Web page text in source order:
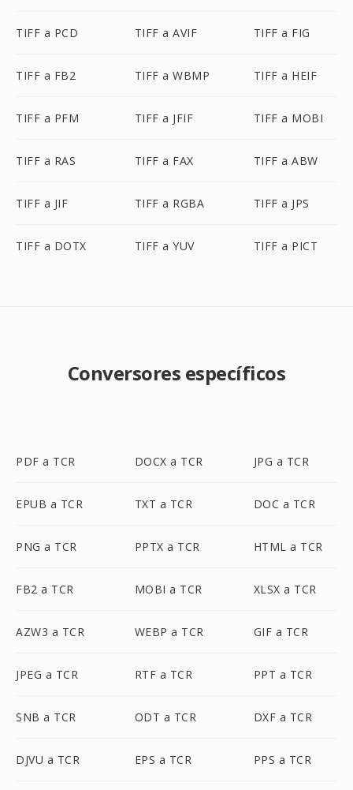
TIFF a PCD TIFF a AVIF TIFF a FIG
TIFF a FB2 TIFF a WBMP TIFF a HEIF
TIFF a PFM TIFF a JFIF TIFF a MOBI
TIFF a RAS TIFF a FAX TIFF a ABW
TIFF a JIF TIFF a RGBA TIFF a JPS
TIFF a DOTX TIFF a YUV TIFF a PICT
Conversores específicos
PDF a TCR DOCX a TCR JPG a TCR
EPUB a TCR TXT a TCR DOC a TCR
PNG a TCR PPTX a TCR HTML a TCR
FB2 a TCR MOBI a TCR XLSX a TCR
AZW3 a TCR WEBP a TCR GIF a TCR
JPEG a TCR RTF a TCR PPT a TCR
SNB a TCR ODT a TCR DXF a TCR
DJVU a TCR EPS a TCR PPS a TCR